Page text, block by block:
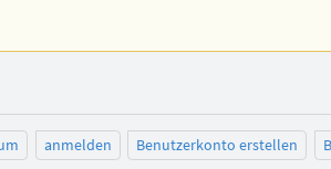
anmelden Benutzerkonto erstellen